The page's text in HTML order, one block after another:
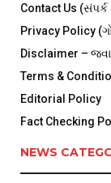
Contact Us (સંપર્ક
Privacy Policy
Disclaimer –
Terms &
Editorial Policy
Fact Checking
NEWS